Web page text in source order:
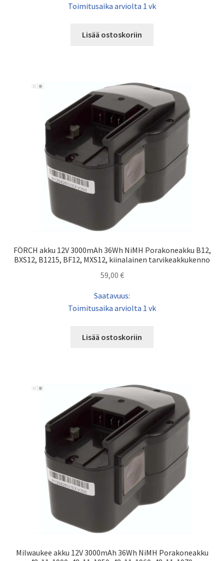
Toimitusaika arviolta 1 vk
Lisää ostoskoriin
FÖRCH akku 12V 3000mAh 36Wh NiMH Porakoneakku B12,
BXS12, B1215, BF12, MXS12, kiinalainen tarvikeakkukenno
59,00 €
Saatavuus:
Toimitusaika arviolta 1 vk
Lisää ostoskoriin
Milwaukee akku 12V 3000mAh 36Wh NiMH Porakoneakku